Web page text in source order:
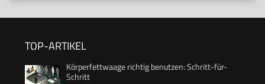
TOP-ARTIKEL
Körperfettwaage richtig benutzen: Schritt-für-
Schritt